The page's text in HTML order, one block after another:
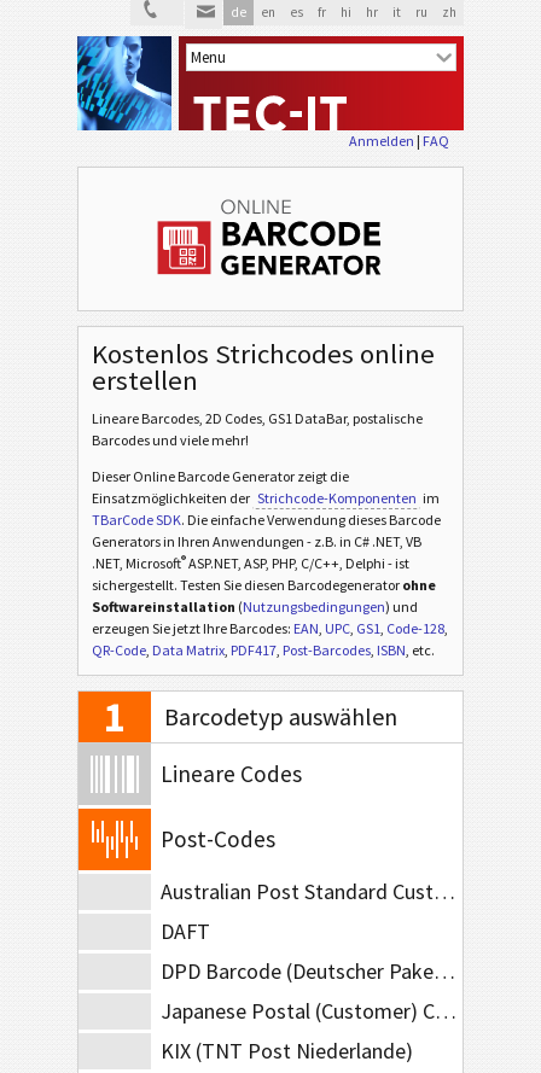
de en es fr hi hr it ru zh
Anmelden | FAQ
Kostenlos Strichcodes online
erstellen
Lineare Barcodes, 2D Codes, GS1 DataBar, postalische
Barcodes und viele mehr!
Dieser Online Barcode Generator zeigt die
Einsatzmöglichkeiten der Strichcode-Komponenten im
TBarCode SDK. Die einfache Verwendung dieses Barcode
Generators in Ihren Anwendungen - z.B. in C# .NET, VB
.NET, Microsoft®ASP.NET, ASP, PHP, C/C++, Delphi - ist
sichergestellt. Testen Sie diesen Barcodegenerator ohne
Softwareinstallation (Nutzungsbedingungen) und
erzeugen Sie jetzt Ihre Barcodes: EAN, UPC, GS1, Code-128,
QR-Code, Data Matrix, PDF417, Post-Barcodes, ISBN, etc.
1 Barcodetyp auswählen
Lineare Codes
Post-Codes
Australian Post Standard Customer
DAFT
DPD Barcode (Deutscher Paketdienst)
Japanese Postal (Customer) Code
KIX (TNT Post Niederlande)